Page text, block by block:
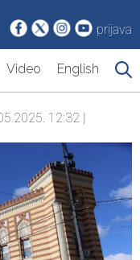
prijava
Video English
12:32 |